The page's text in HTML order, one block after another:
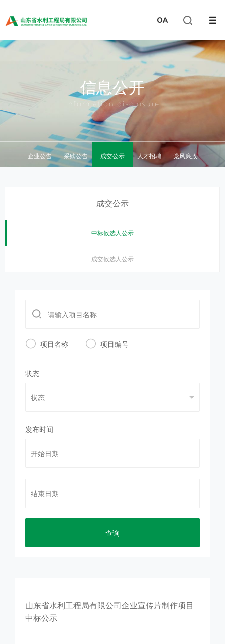
信息公开
Information disclosure
企业公告 采购公告 成交公示 人才招聘 党风廉政
成交公示
中标候选人公示
成交候选人公示
 项目名称  项目编号
状态
发布时间
-
查询
山东省水利工程局有限公司企业宣传片制作项目
中标公示